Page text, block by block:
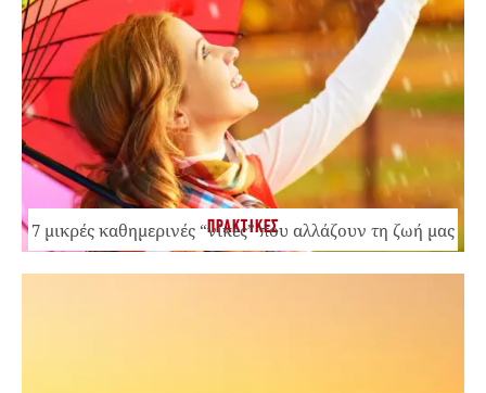
ΠΡΑΚΤΙΚΕΣ
7 μικρές καθημερινές “νίκες” που αλλάζουν τη ζωή μας